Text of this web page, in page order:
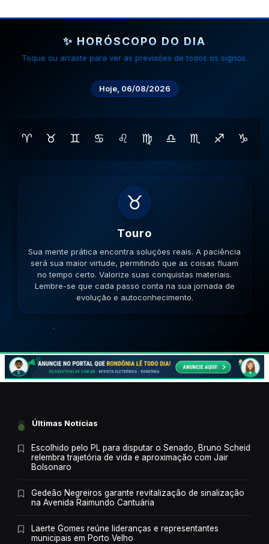
✨ HORÓSCOPO DO DIA
Toque ou arraste para ver as previsões de todos os signos.
Hoje, 06/08/2026
♈ ♉ ♊ ♋ ♌ ♍ ♎ ♏ ♐ ♑
♊
Gemeos
Sua lógica é impecável hoje. A versatilidade é seu
ponto forte; use-a para resolver impasses de forma
criativa. Esteja aberto a novas ideias. Lembre-se que
cada passo conta na sua jornada de evolução e
autoconhecimento.
Últimas Notícias
Escolhido pelo PL para disputar o Senado, Bruno Scheid
relembra trajetória de vida e aproximação com Jair
Bolsonaro
Gedeão Negreiros garante revitalização de sinalização
na Avenida Raimundo Cantuária
Laerte Gomes reúne lideranças e representantes
municipais em Porto Velho